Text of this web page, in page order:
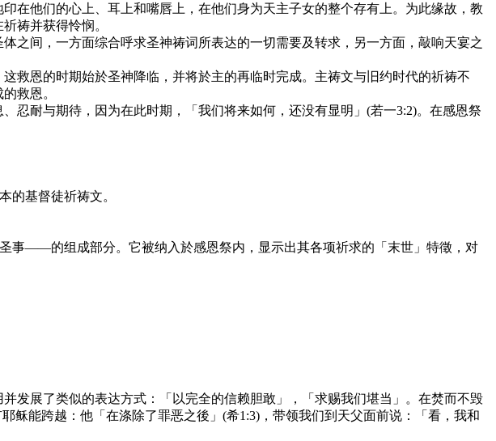
在他们的心上、耳上和嘴唇上，在他们身为天主子女的整个存有上。为此缘故，教
祷并获得怜悯。
之间，一方面综合呼求圣神祷词所表达的一切需要及转求，另一方面，敲响天宴之
救恩的时期始於圣神降临，并将於主的再临时完成。主祷文与旧约时代的祈祷不
救恩。
忍耐与期待，因为在此时期，「我们将来如何，还没有显明」(若一3:2)。在感恩祭
基督徒祈祷文。
事——的组成部分。它被纳入於感恩祭内，显示出其各项祈求的「末世」特徵，对
发展了类似的表达方式：「以完全的信赖胆敢」，「求赐我们堪当」。在焚而不毁
稣能跨越：他「在涤除了罪恶之後」(希1:3)，带领我们到天父面前说：「看，我和